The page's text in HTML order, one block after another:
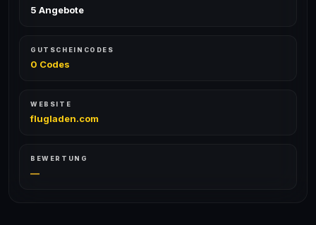
5 Angebote
GUTSCHEINCODES
0 Codes
WEBSITE
flugladen.com
BEWERTUNG
—